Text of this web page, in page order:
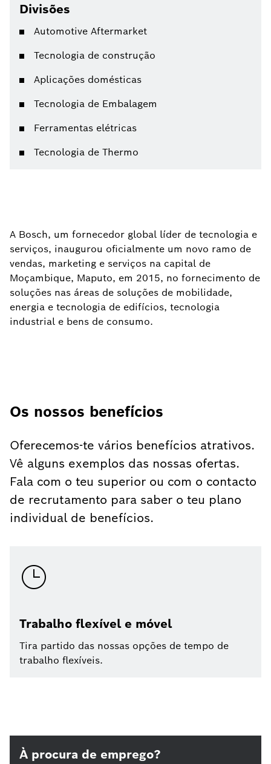
Divisões
Automotive Aftermarket
Tecnologia de construção
Aplicações domésticas
Tecnologia de Embalagem
Ferramentas elétricas
Tecnologia de Thermo
A Bosch, um fornecedor global líder de tecnologia e
serviços, inaugurou oficialmente um novo ramo de
vendas, marketing e serviços na capital de
Moçambique, Maputo, em 2015, no fornecimento de
soluções nas áreas de soluções de mobilidade,
energia e tecnologia de edifícios, tecnologia
industrial e bens de consumo.
Os nossos benefícios
Oferecemos-te vários benefícios atrativos.
Vê alguns exemplos das nossas ofertas.
Fala com o teu superior ou com o contacto
de recrutamento para saber o teu plano
individual de benefícios.
Trabalho flexível e móvel
Tira partido das nossas opções de tempo de
trabalho flexíveis.
À procura de emprego?